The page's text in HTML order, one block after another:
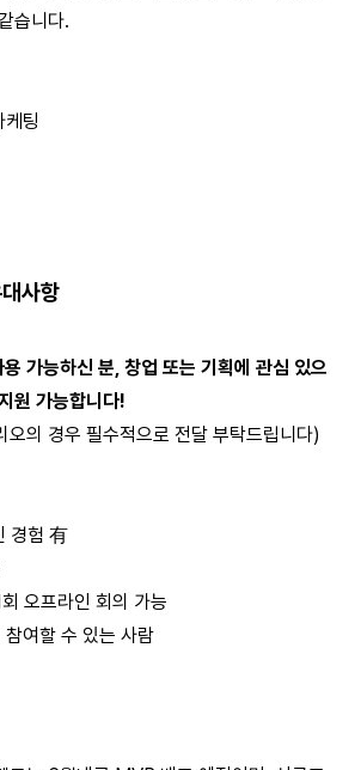
습니다.
팅
사항
가능하신 분, 창업 또는 기획에 관심 있으
원 가능합니다!
오의 경우 필수적으로 전달 부탁드립니다)
경험 有
오프라인 회의 가능
여할 수 있는 사람